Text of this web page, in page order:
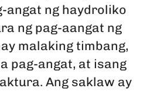
angat ng haydroliko
ng pag-aangat ng
malaking timbang,
pag-angat, at isang
Ang saklaw ay